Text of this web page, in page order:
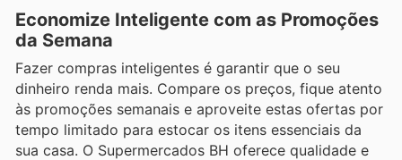
Economize Inteligente com as Promoções
da Semana
Fazer compras inteligentes é garantir que o seu
dinheiro renda mais. Compare os preços, fique atento
às promoções semanais e aproveite estas ofertas por
tempo limitado para estocar os itens essenciais da
sua casa. O Supermercados BH oferece qualidade e